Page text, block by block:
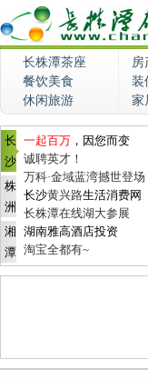
长株潭茶座
餐饮美食
装
休闲旅游
家
长
沙
株
洲
湘
潭
一起百万 ，因您而变
诚聘英才！
万科·金域蓝湾撼世登场
长沙黄兴路生活消费网
长株潭在线湖大参展
湖南雅高酒店投资
淘宝全都有~